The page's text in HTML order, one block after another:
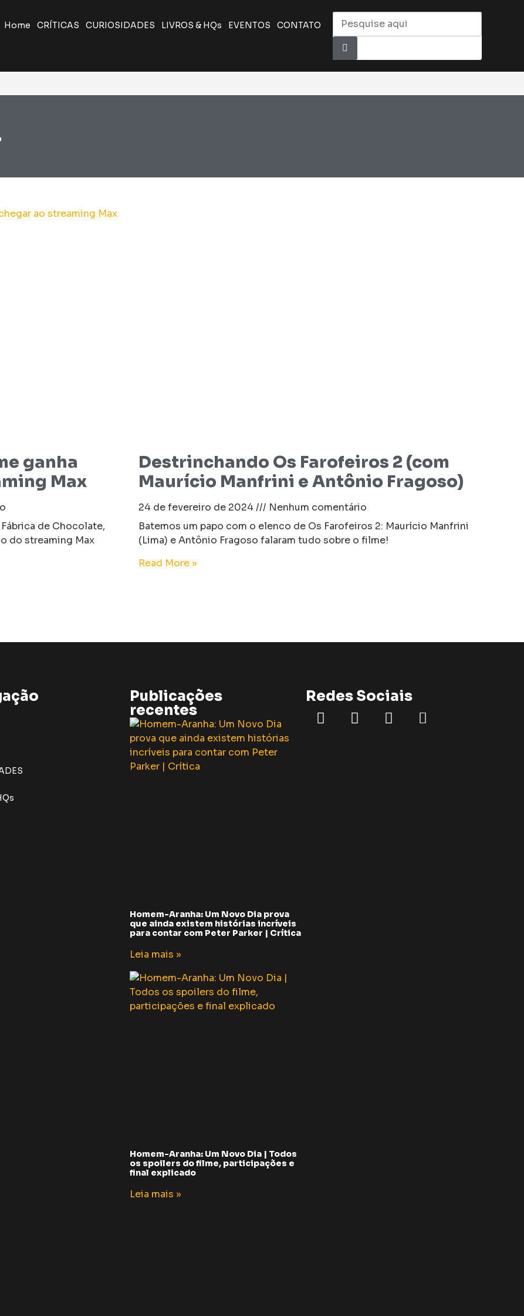
Home CRÍTICAS CURIOSIDADES LIVROS & HQs EVENTOS CONTATO
ganha
Max
de Chocolate,
do streaming Max
Destrinchando Os Farofeiros 2 (com
Maurício Manfrini e Antônio Fragoso)
24 de fevereiro de 2024
Nenhum comentário
Batemos um papo com o elenco de Os Farofeiros 2: Maurício Manfrini
(Lima) e Antônio Fragoso falaram tudo sobre o filme!
Read More »
Publicações
recentes
Homem-Aranha: Um Novo Dia prova
que ainda existem histórias incríveis
para contar com Peter Parker | Crítica
Leia mais »
Homem-Aranha: Um Novo Dia | Todos
os spoilers do filme, participações e
final explicado
Leia mais »
Redes Sociais